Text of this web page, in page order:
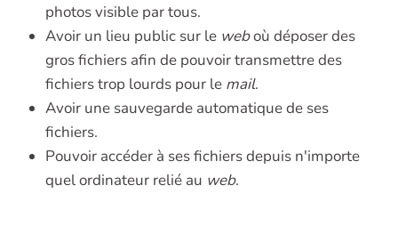
photos visible par tous.
Avoir un lieu public sur le weboù déposer des
gros fichiers afin de pouvoir transmettre des
fichiers trop lourds pour le mail.
Avoir une sauvegarde automatique de ses
fichiers.
Pouvoir accéder à ses fichiers depuis n'importe
quel ordinateur relié au web.